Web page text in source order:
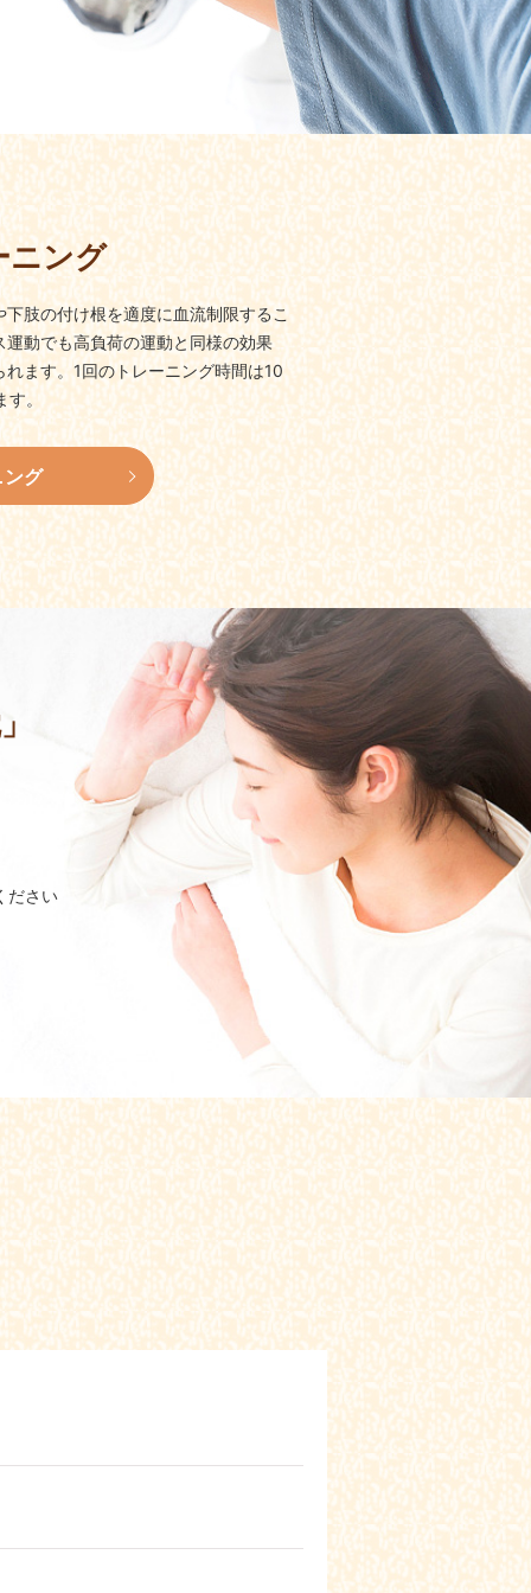
ニング
肢の付け根を適度に血流制限するこ
動でも高負荷の運動と同様の効果
ます。1回のトレーニング時間は10
。
グ
ださい